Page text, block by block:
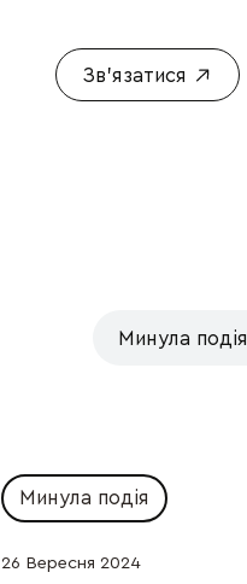
Зв'язатися
Минула подія
Минула подія
26 Вересня 2024